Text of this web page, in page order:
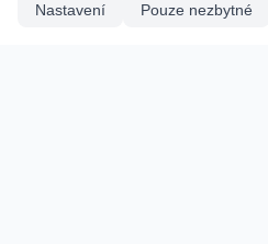
CVčko.eu
Nastavení Pouze nezbytné